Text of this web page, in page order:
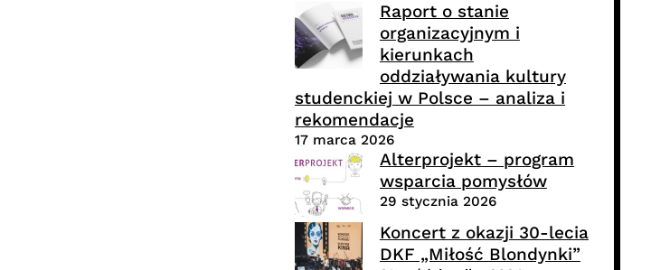
Raport o stanie
organizacyjnym i
kierunkach
oddziaływania kultury
studenckiej w Polsce – analiza i
rekomendacje
17 marca 2026
Alterprojekt – program
wsparcia pomysłów
29 stycznia 2026
Koncert z okazji 30-lecia
DKF „Miłość Blondynki”